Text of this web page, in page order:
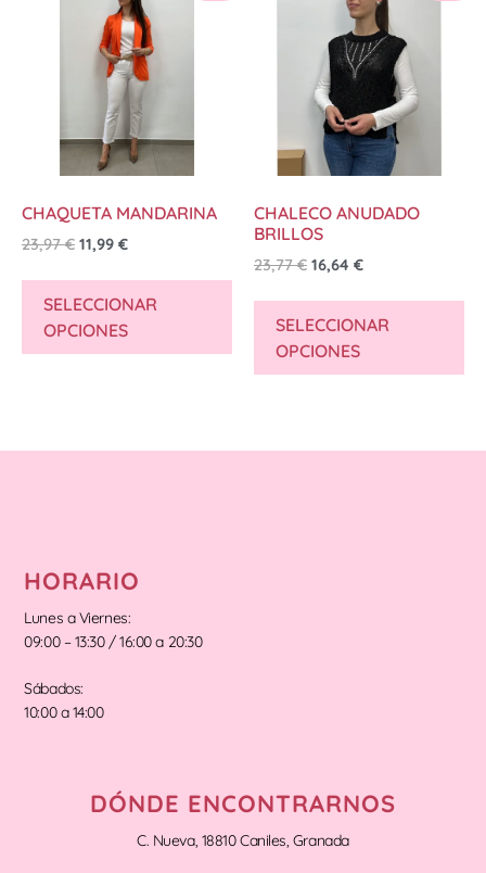
CHAQUETA MANDARINA
23,97€ 11,99 €
SELECCIONAR
OPCIONES
CHALECO ANUDADO
BRILLOS
23,77€ 16,64 €
SELECCIONAR
OPCIONES
HORARIO
Lunes a Viernes:
09:00 – 13:30 / 16:00 a 20:30
Sábados:
10:00 a 14:00
DÓNDE ENCONTRARNOS
C. Nueva, 18810 Caniles, Granada